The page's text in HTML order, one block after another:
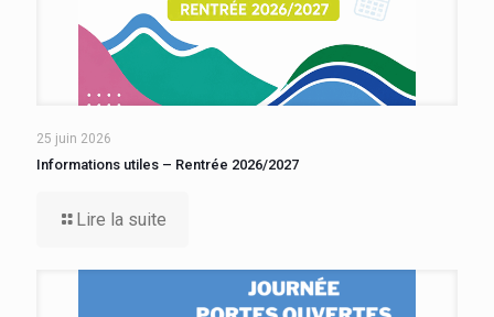
25 juin 2026
Informations utiles – Rentrée 2026/2027
Lire la suite